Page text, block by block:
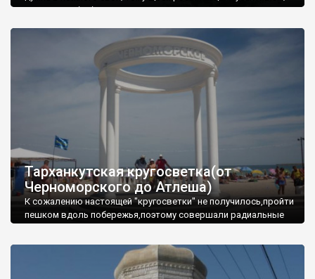
запрошую відвідати це
Тарханкутская кругосветка(от
Черноморского до Атлеша)
К сожалению настоящей "кругосветки" не получилось,пройти
пешком вдоль побережья,поэтому совершали радиальные